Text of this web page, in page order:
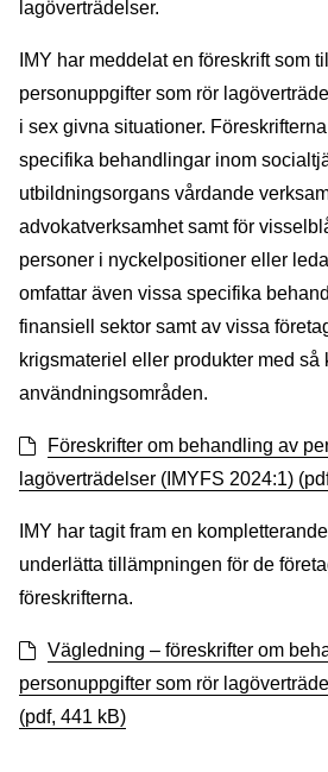
lagöverträdelser.
IMY har meddelat en föreskrift som
personuppgifter som rör
i sex givna situationer.
specifika behandlingar inom
utbildningsorgans vårdande
advokatverksamhet samt för
personer i nyckelpositioner eller
omfattar även vissa specifika
finansiell sektor samt av vissa
krigsmateriel eller produkter med så
användningsområden.
Föreskrifter om behandling av
lagöverträdelser (IMYFS 2024:1)
IMY har tagit fram en
underlätta tillämpningen för de
föreskrifterna.
Vägledning – föreskrifter om
personuppgifter som rör
(pdf, 441 kB)